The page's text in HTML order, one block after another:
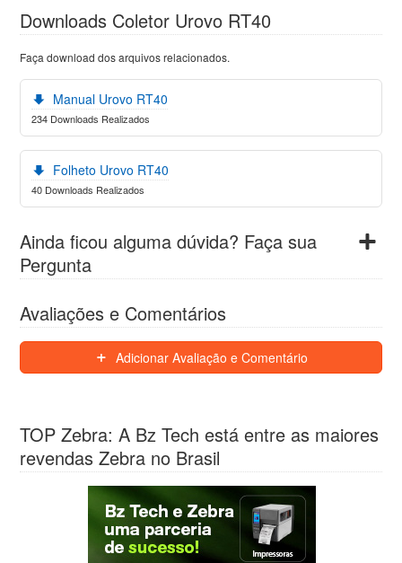
Downloads Coletor Urovo RT40
Faça download dos arquivos relacionados.
Manual Urovo RT40
234 Downloads Realizados
Folheto Urovo RT40
40 Downloads Realizados
Ainda ficou alguma dúvida? Faça sua
Pergunta
Avaliações e Comentários
Adicionar Avaliação e Comentário
TOP Zebra: A Bz Tech está entre as maiores
revendas Zebra no Brasil